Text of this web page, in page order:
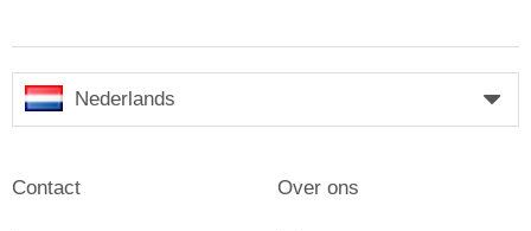
Nederlands
Contact Over ons